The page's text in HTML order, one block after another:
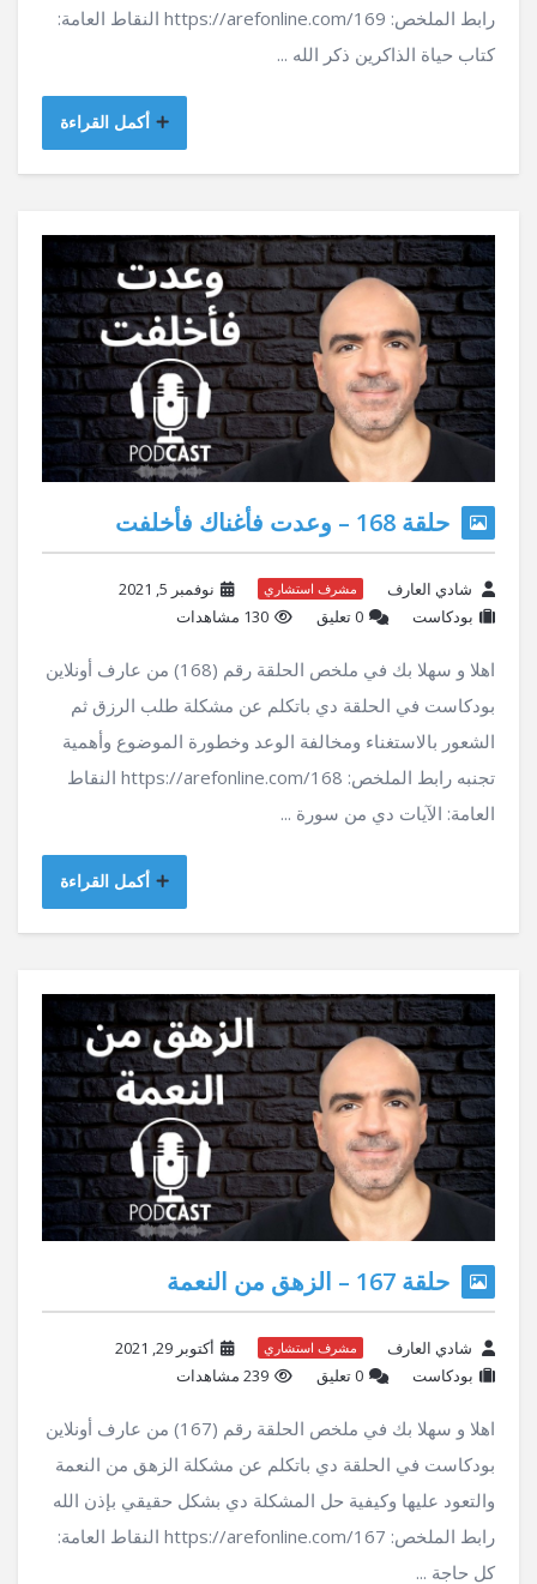
رابط الملخص: https://arefonline.com/169 النقاط العامة:
كتاب حياة الذاكرين ذكر الله ...
أكمل القراءة
حلقة 168 – وعدت فأغناك فأخلفت
شادي العارف مشرف استشاري
نوفمبر 5, 2021
بودكاست
‫0 تعليق 130 مشاهدات
اهلا و سهلا بك في ملخص الحلقة رقم (168) من عارف أونلاين
بودكاست في الحلقة دي باتكلم عن مشكلة طلب الرزق ثم
الشعور بالاستغناء ومخالفة الوعد وخطورة الموضوع وأهمية
تجنبه رابط الملخص: https://arefonline.com/168 النقاط
العامة: الآيات دي من سورة ...
أكمل القراءة
حلقة 167 – الزهق من النعمة
شادي العارف مشرف استشاري
أكتوبر 29, 2021
بودكاست
‫0 تعليق 239 مشاهدات
اهلا و سهلا بك في ملخص الحلقة رقم (167) من عارف أونلاين
بودكاست في الحلقة دي باتكلم عن مشكلة الزهق من النعمة
والتعود عليها وكيفية حل المشكلة دي بشكل حقيقي بإذن الله
رابط الملخص: https://arefonline.com/167 النقاط العامة:
كل حاجة ...